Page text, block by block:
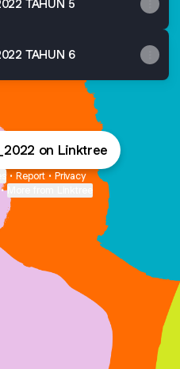
TAHUN 5
TAHUN 6
on Linktree
• Report • Privacy
• More from Linktree